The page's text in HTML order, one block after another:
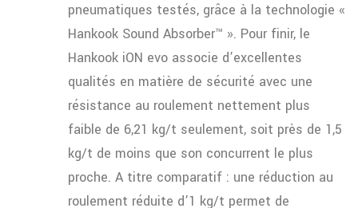
pneumatiques testés, grâce à la technologie «
Hankook Sound Absorber™ ». Pour finir, le
Hankook iON evo associe d’excellentes
qualités en matière de sécurité avec une
résistance au roulement nettement plus
faible de 6,21 kg/t seulement, soit près de 1,5
kg/t de moins que son concurrent le plus
proche. A titre comparatif : une réduction au
roulement réduite d’1 kg/t permet de